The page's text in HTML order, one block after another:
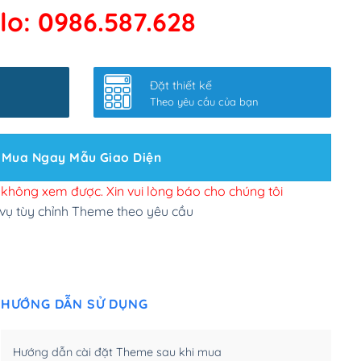
kết google, cập nhật sitemap(+50,000₫)
slider chính (+200,000₫)
site Wordpress(+100,000₫)
đăng web(+300,000₫)
tuỳ chọn (+2,000,000₫)
(+450,000₫)
0986.587.628
Đặt thiết kế
Theo yêu cầu của bạn
Mua Ngay Mẫu Giao Diện
xem được. Xin vui lòng báo cho chúng tôi
tùy chỉnh Theme theo yêu cầu
HƯỚNG DẪN SỬ DỤNG
Hướng dẫn cài đặt Theme sau khi mua